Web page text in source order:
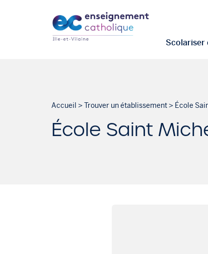
Scolariser
Accueil >Trouver un établissement> École
École Saint